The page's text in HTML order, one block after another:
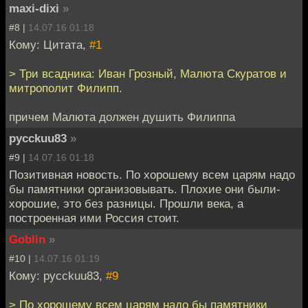
maxi-dixi »
#8 | 14.07.16 01:18
Кому: Цитата, #1
> Три всадника: Иван Грозный, Малюта Скуратов и
митрополит Филипп.
причем Малюта должен душить Филиппа
pycckuu83 »
#9 | 14.07.16 01:18
Позитивная новость. По хорошему всем царям надо
бы памятники организовывать. Плохие они были-
хорошие, это без разницы. Прошли века, а
построенная ими Россия стоит.
Goblin »
#10 | 14.07.16 01:19
Кому: pycckuu83, #9
> По хорошему всем царям надо бы памятники